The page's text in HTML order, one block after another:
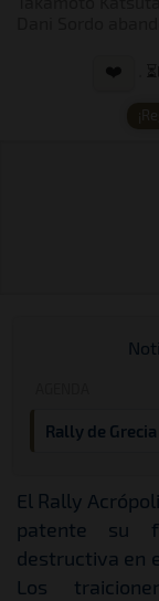
❤️ ⏳
Rally de
El Rally
patente su
destructiva en
Los